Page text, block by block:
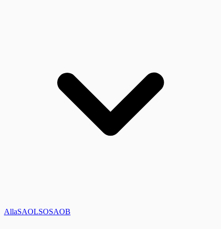
AllaSAOLSOSAOB